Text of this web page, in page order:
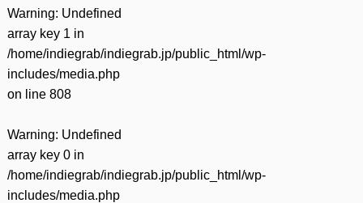
Warning: Undefined
array key 1 in
/home/indiegrab/indiegrab.jp/public_html/wp-
includes/media.php
on line 808
Warning: Undefined
array key 0 in
/home/indiegrab/indiegrab.jp/public_html/wp-
includes/media.php